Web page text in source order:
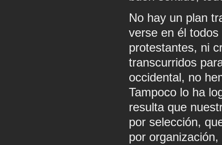
No hay un plan
verse en él
protestantes, ni
transcurridos
occidental, no
Tampoco lo ha
resulta que
por selección,
por